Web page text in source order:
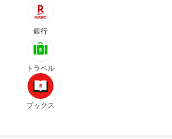
銀行
トラベル
ブックス